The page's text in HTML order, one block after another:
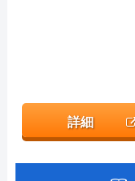
詳細